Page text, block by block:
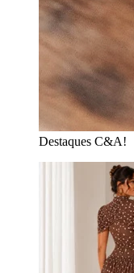
Destaques C&A!